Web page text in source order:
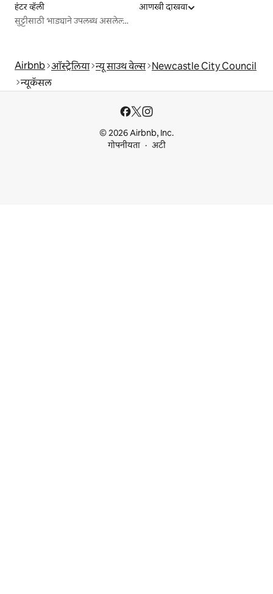
हंटर व्हॅली
सुट्टीसाठी भाड्याने उपलब्ध असलेल्या जागा
आणखी दाखवा
Airbnb ऑस्ट्रेलिया न्यू साउथ वेल्स Newcastle City Council
न्यूकॅसल
© 2026 Airbnb, Inc.
गोपनीयता
अटी